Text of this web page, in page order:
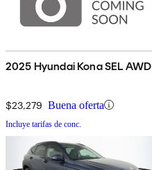
2025 Hyundai Kona SEL AWD
$23,279 Buena oferta
Incluye tarifas de conc.